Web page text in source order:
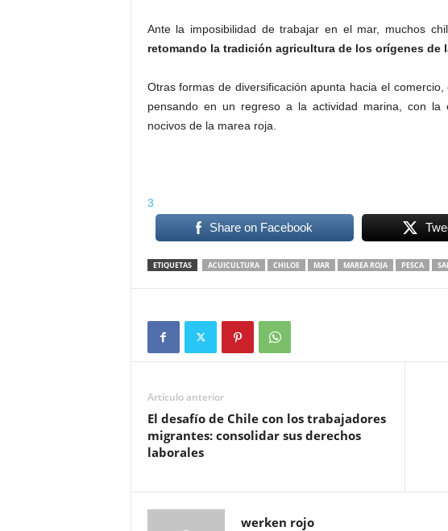
Ante la imposibilidad de trabajar en el mar, muchos
retomando la tradición agricultura de los orígenes de
Otras formas de diversificación apunta hacia el
pensando en un regreso a la actividad marina, con la
nocivos de la marea roja.
3
Share on Facebook
ETIQUETAS ACUICULTURA CHILOE MAR MAREA ROJA PESCA
Artículo anterior
El desafío de Chile con los trabajadores
migrantes: consolidar sus derechos
laborales
werken rojo